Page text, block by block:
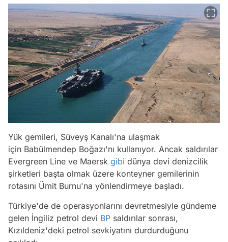
Yük gemileri, Süveyş Kanalı'na ulaşmak
için Babülmendep Boğazı'nı kullanıyor. Ancak saldırılar
Evergreen Line ve Maersk gibi dünya devi denizcilik
şirketleri başta olmak üzere konteyner gemilerinin
rotasını Ümit Burnu'na yönlendirmeye başladı.
Türkiye'de de operasyonlarını devretmesiyle gündeme
gelen İngiliz petrol devi BP saldırılar sonrası,
Kızıldeniz'deki petrol sevkiyatını durdurduğunu